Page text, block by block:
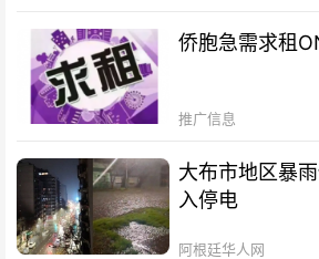
侨胞急需求租
推广信息
大布市地区暴
入停电
阿根廷华人网